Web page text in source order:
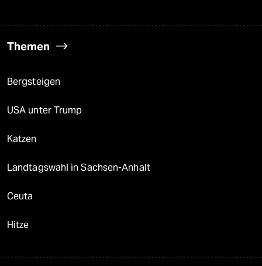
Themen
Bergsteigen
USA unter Trump
Katzen
Landtagswahl in Sachsen-Anhalt
Ceuta
Hitze